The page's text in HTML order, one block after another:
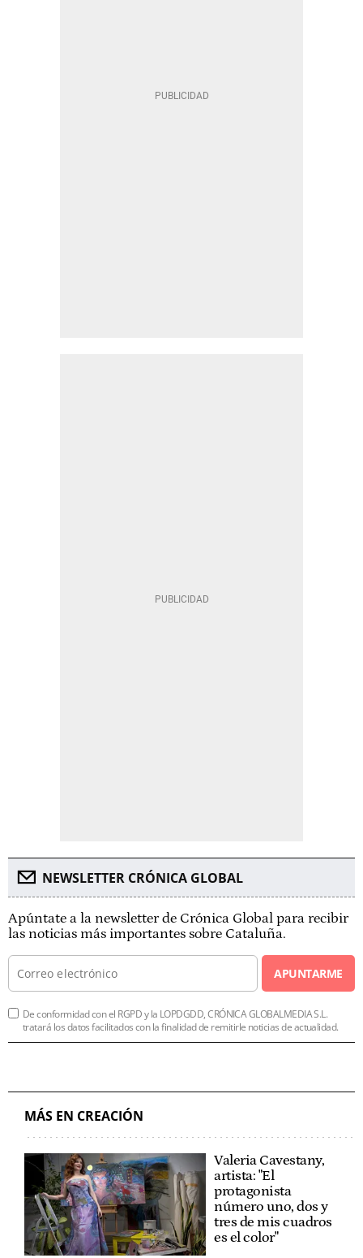
NEWSLETTER CRÓNICA GLOBAL
Apúntate a la newsletter de Crónica Global para recibir
las noticias más importantes sobre Cataluña.
APUNTARME
De conformidad con el RGPD y la LOPDGDD, CRÓNICA GLOBALMEDIA S.L.
tratará los datos facilitados con la finalidad de remitirle noticias de actualidad.
MÁS EN CREACIÓN
Valeria Cavestany,
artista: "El
protagonista
número uno, dos y
tres de mis cuadros
es el color"